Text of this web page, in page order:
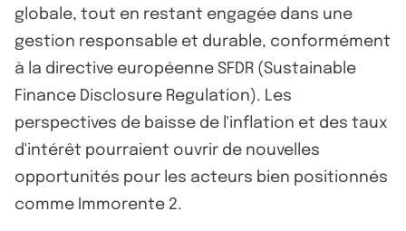
globale, tout en restant engagée dans une
gestion responsable et durable, conformément
à la directive européenne SFDR (Sustainable
Finance Disclosure Regulation). Les
perspectives de baisse de l'inflation et des taux
d'intérêt pourraient ouvrir de nouvelles
opportunités pour les acteurs bien positionnés
comme Immorente 2.